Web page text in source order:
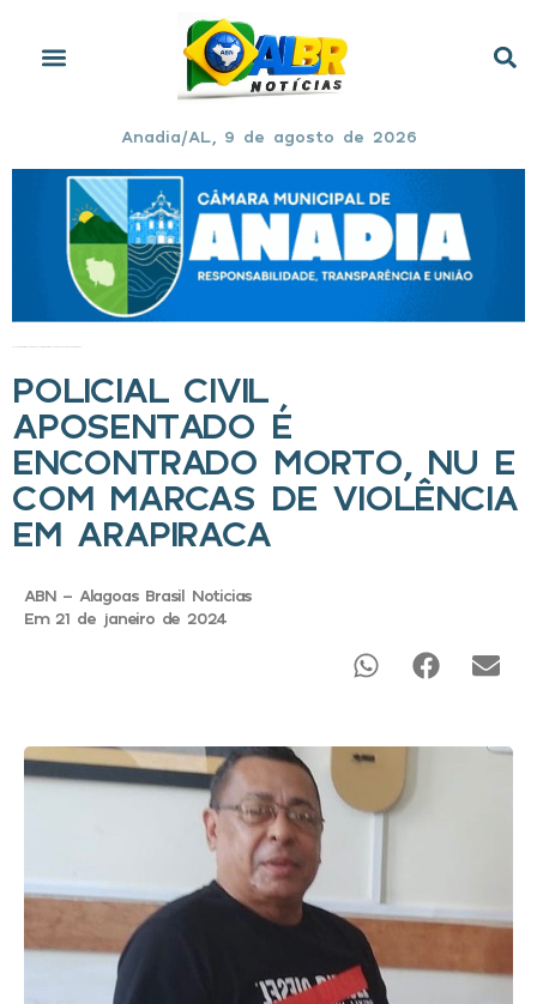
Anadia/AL, 9 de agosto de 2026
POLICIAL CIVIL
APOSENTADO É
ENCONTRADO MORTO, NU E
COM MARCAS DE VIOLÊNCIA
EM ARAPIRACA
ABN - Alagoas Brasil Noticias
Em 21 de janeiro de 2024